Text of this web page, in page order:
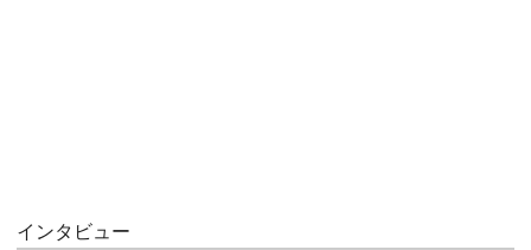
インタビュー